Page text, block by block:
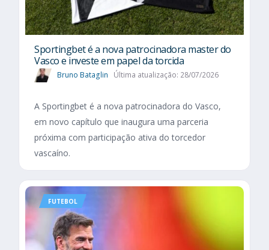
Sportingbet é a nova patrocinadora master do
Vasco e investe em papel da torcida
Bruno Bataglin Última atualização: 28/07/2026
A Sportingbet é a nova patrocinadora do Vasco,
em novo capítulo que inaugura uma parceria
próxima com participação ativa do torcedor
vascaíno.
FUTEBOL